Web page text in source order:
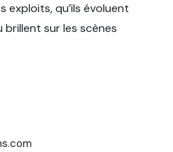
exploits, qu’ils évoluent
brillent sur les scènes